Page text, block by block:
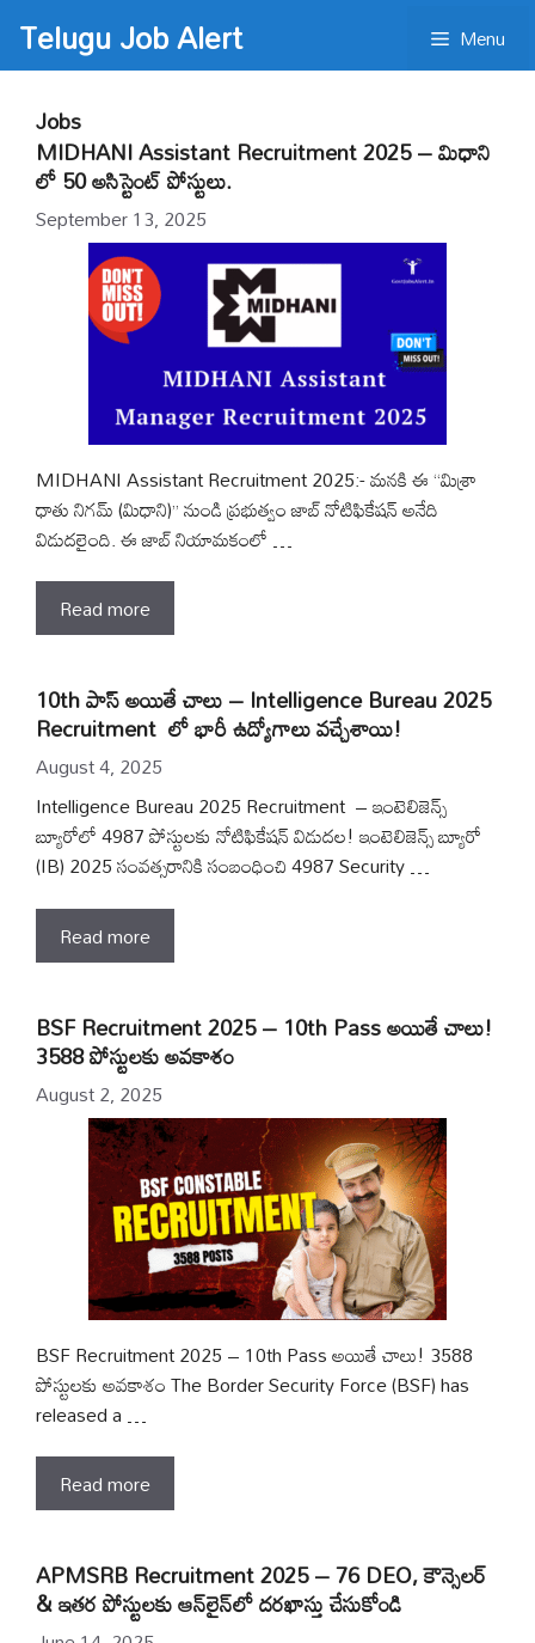
content
Telugu Job Alert Menu
Jobs
MIDHANI Assistant Recruitment 2025 – మిధాని
లో 50 అసిస్టెంట్ పోస్టులు.
September 13, 2025
MIDHANI Assistant Recruitment 2025:- మనకి ఈ “మిశ్రా
ధాతు నిగమ్ (మిధాని)” నుండి ప్రభుత్వం జాబ్ నోటిఫికేషన్ అనేది
విడుదలైంది. ఈ జాబ్ నియామకంలో …
Read more
10th పాస్ అయితే చాలు – Intelligence Bureau 2025
Recruitment లో భారీ ఉద్యోగాలు వచ్చేశాయి!
August 4, 2025
Intelligence Bureau 2025 Recruitment – ఇంటెలిజెన్స్
బ్యూరోలో 4987 పోస్టులకు నోటిఫికేషన్ విడుదల! ఇంటెలిజెన్స్ బ్యూరో
(IB) 2025 సంవత్సరానికి సంబంధించి 4987 Security …
Read more
BSF Recruitment 2025 – 10th Pass అయితే చాలు!
3588 పోస్టులకు అవకాశం
August 2, 2025
BSF Recruitment 2025 – 10th Pass అయితే చాలు! 3588
పోస్టులకు అవకాశం The Border Security Force (BSF) has
released a …
Read more
APMSRB Recruitment 2025 – 76 DEO, కౌన్సెలర్
& ఇతర పోస్టులకు ఆన్‌లైన్‌లో దరఖాస్తు చేసుకోండి